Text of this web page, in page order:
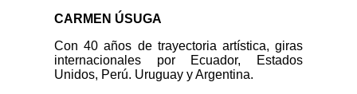
CARMEN ÚSUGA
Con 40 años de trayectoria artística, giras
internacionales por Ecuador, Estados
Unidos, Perú. Uruguay y Argentina.